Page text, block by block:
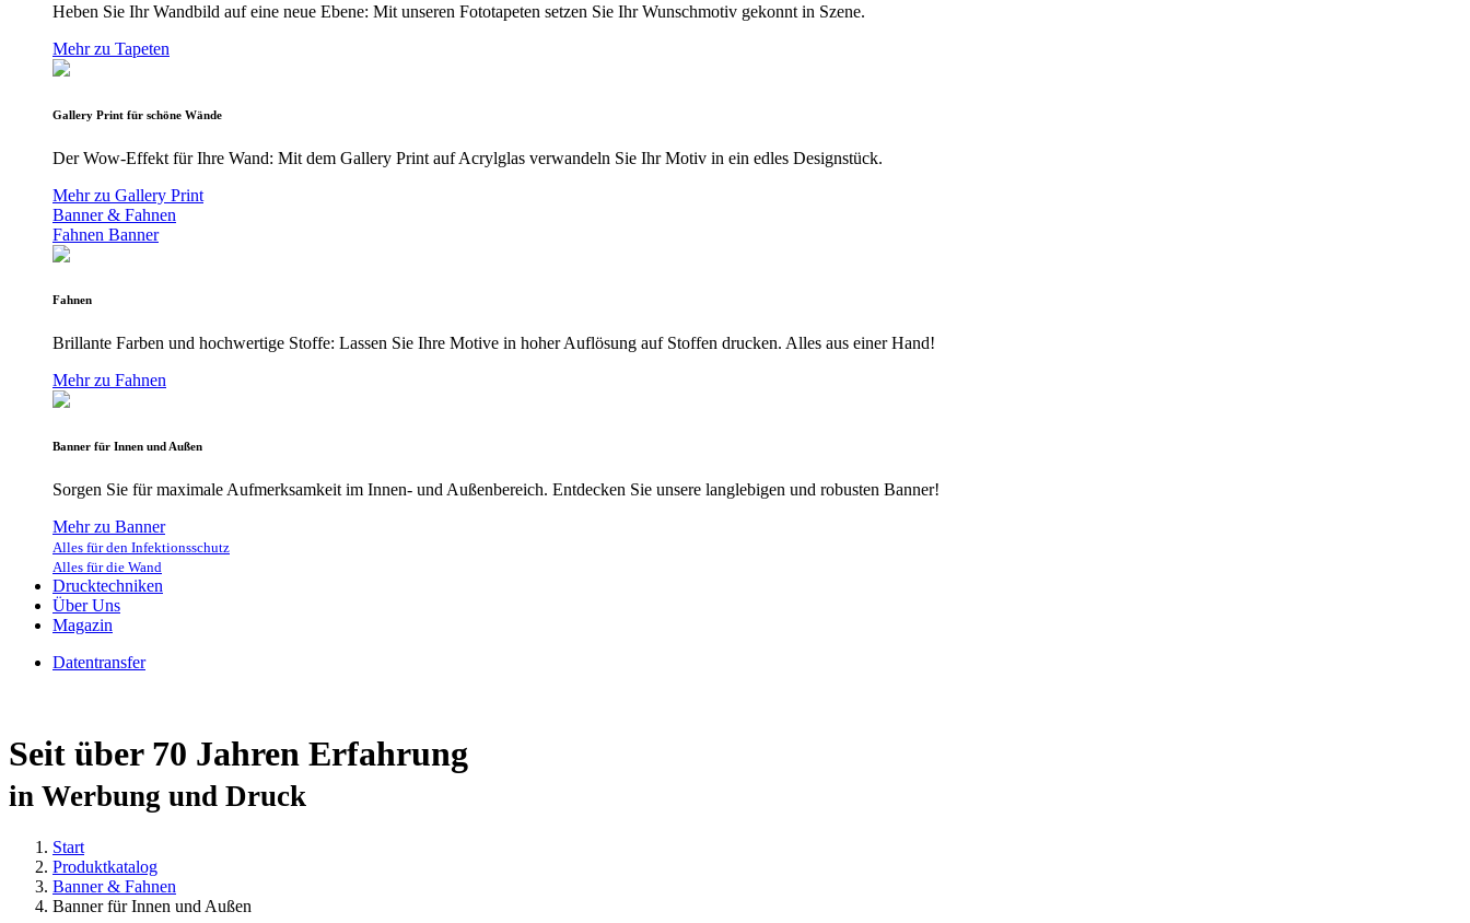
Heben Sie Ihr Wandbild auf eine neue Ebene: Mit unseren Fototapeten setzen Sie Ihr Wunschmotiv gekonnt in Szene.
Mehr zu Tapeten
Gallery Print für schöne Wände
Der Wow-Effekt für Ihre Wand: Mit dem Gallery Print auf Acrylglas verwandeln Sie Ihr Motiv in ein edles Designstück.
Mehr zu Gallery Print
Banner & Fahnen
Fahnen Banner
Fahnen
Brillante Farben und hochwertige Stoffe: Lassen Sie Ihre Motive in hoher Auflösung auf Stoffen drucken. Alles aus einer Hand!
Mehr zu Fahnen
Banner für Innen und Außen
Sorgen Sie für maximale Aufmerksamkeit im Innen- und Außenbereich. Entdecken Sie unsere langlebigen und robusten Banner!
Mehr zu Banner
Alles für den Infektionsschutz
Alles für die Wand
Drucktechniken
Über Uns
Magazin
Datentransfer
Seit über 70 Jahren Erfahrung
in Werbung und Druck
Start
Produktkatalog
Banner & Fahnen
Banner für Innen und Außen